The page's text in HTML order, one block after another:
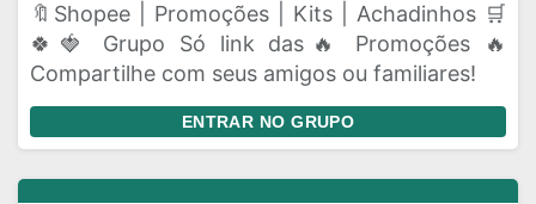
🔖Shopee | Promoções | Kits | Achadinhos 🛒
🍀🍓 Grupo Só link das🔥 Promoções 🔥
Compartilhe com seus amigos ou familiares!
ENTRAR NO GRUPO